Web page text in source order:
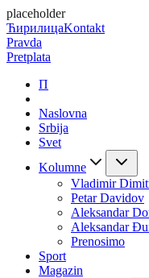
placeholder
ЋирилицаKontakt
Pravda
Pretplata
П
Naslovna
Srbija
Svet
Kolumne
Vladimir
Petar Davidov
Aleksandar
Aleksandar
Prenosimo
Sport
Magazin